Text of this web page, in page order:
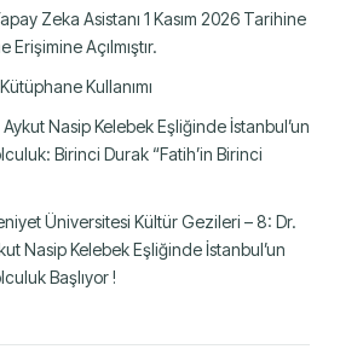
Zeka Asistanı 1 Kasım 2026 Tarihine
Erişimine Açılmıştır.
Kullanımı
Nasip Kelebek Eşliğinde İstanbul’un
Birinci Durak “Fatih’in Birinci
Üniversitesi Kültür Gezileri – 8: Dr.
Nasip Kelebek Eşliğinde İstanbul’un
Başlıyor !